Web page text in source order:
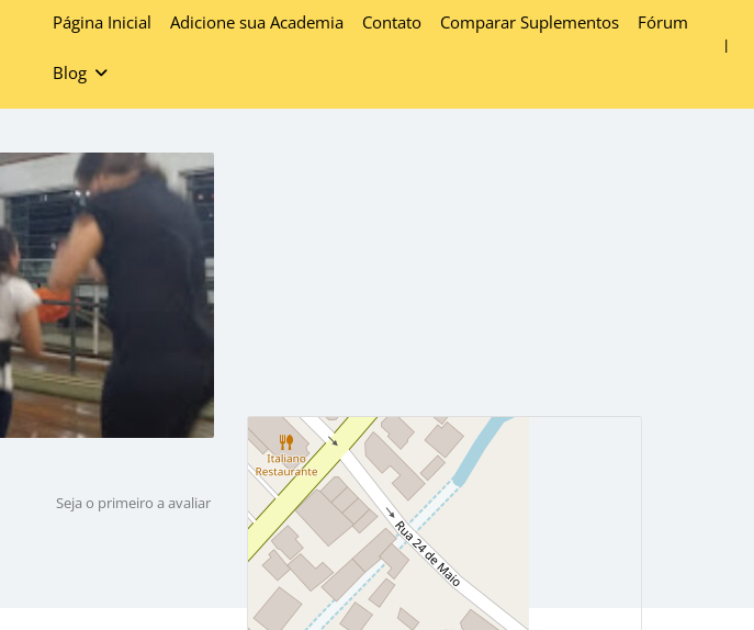
Página Inicial Adicione sua Academia Contato Comparar Suplementos Fórum
Blog
Seja o primeiro a avaliar